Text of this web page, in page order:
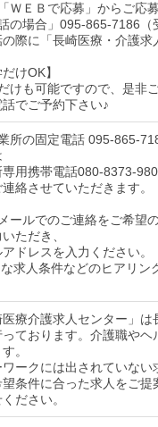
ＷＥＢで応募」からご応
の場合」095-865-7186（
の際に「長崎医療・介護求
だけOK】
けも可能ですので、是非
でご予約下さい♪
所の固定電話 095-865-
専用携帯電話080-8373-
絡させていただきます。
ールでのご連絡をご希望
ただき、
アドレスを入力ください。
求人条件などのヒアリン
医療介護求人センター」
っております。介護職や
。
ークには出されていな
条件に合った求人をご
ださい。